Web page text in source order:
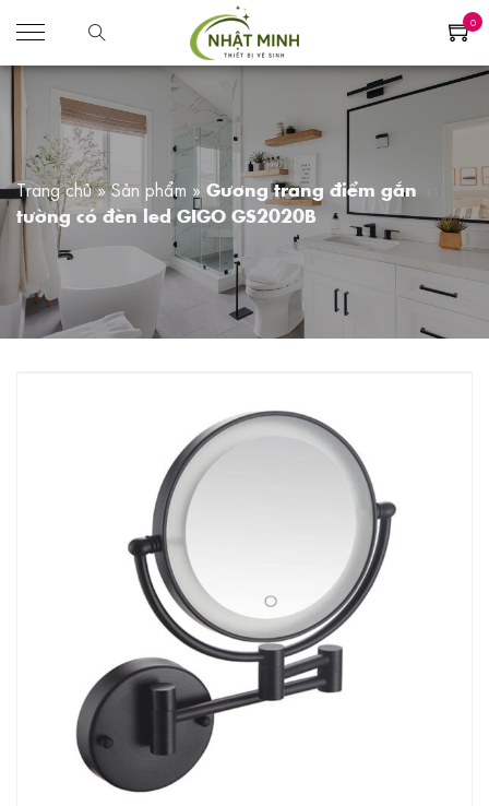
0
Trang chủ»Sản phẩm » Gương trang điểm gắn
tường có đèn led GIGO GS2020B